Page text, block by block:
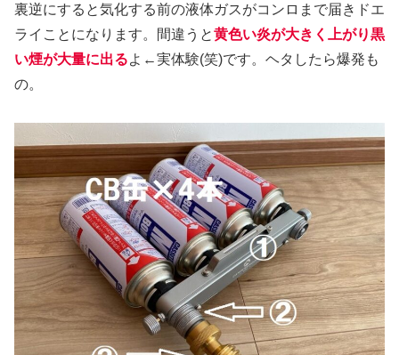
裏逆にすると気化する前の液体ガスがコンロまで届きドエ
ライことになります。間違うと黄色い炎が大きく上がり黒
い煙が大量に出るよ←実体験(笑)です。ヘタしたら爆発も
の。